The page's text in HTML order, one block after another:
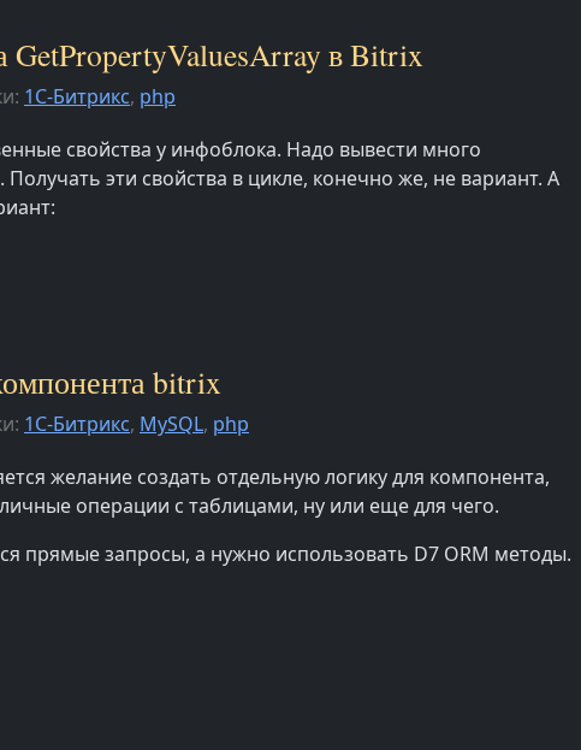
GetPropertyValuesArray в Bitrix
1С-Битрикс, php
свойства у инфоблока. Надо вывести много
эти свойства в цикле, конечно же, не вариант. А
bitrix
1С-Битрикс, MySQL, php
желание создать отдельную логику для компонента,
операции с таблицами, ну или еще для чего.
прямые запросы, а нужно использовать D7 ORM методы.